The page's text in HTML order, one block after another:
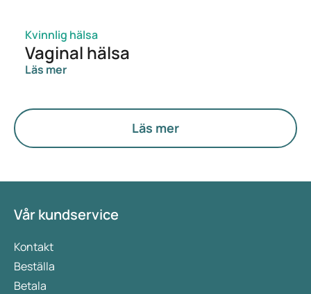
Kvinnlig hälsa
Vaginal hälsa
Läs mer
Läs mer
Vår kundservice
Kontakt
Beställa
Betala